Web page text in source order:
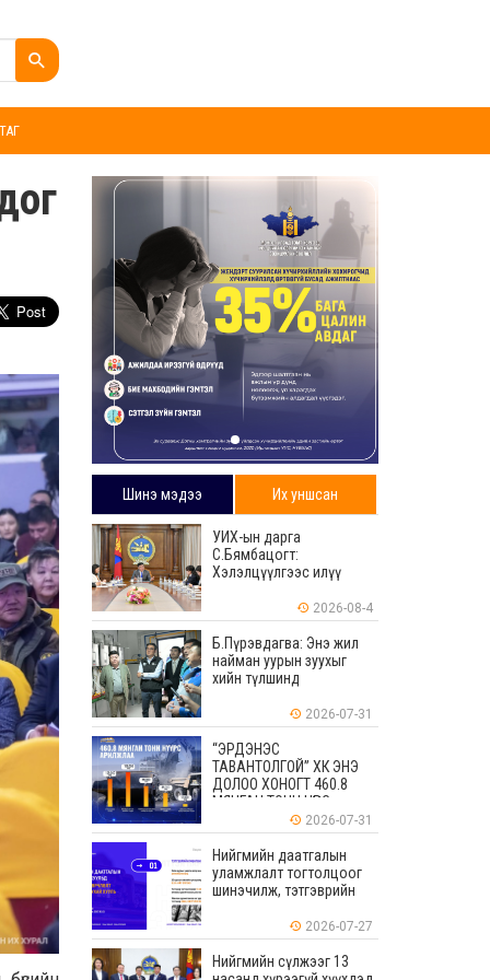
Шинэ мэдээ Их уншсан
УИХ-ын дарга
С.Бямбацогт:
Хэлэлцүүлгээс илүү
илүү бодит үр дүн чухал
2026-08-4
Б.Пүрэвдагва: Энэ жил
найман уурын зуухыг
хийн түлшинд
2026-07-31
“ЭРДЭНЭС
ТАВАНТОЛГОЙ” ХК ЭНЭ
ДОЛОО ХОНОГТ 460.8
МЯНГАН ТОНН НҮҮРС
2026-07-31
Нийгмийн даатгалын
уламжлалт тогтолцоог
шинэчилж, тэтгэврийн
ашиглагдаагүй
үлдэгдлийг өвлүүлэх
боломжтой боллоо
2026-07-27
Нийгмийн сүлжээг 13